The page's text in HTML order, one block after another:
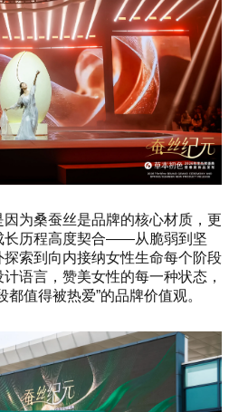
为桑蚕丝是品牌的核心材质，更
长历程高度契合——从脆弱到坚
索到向内接纳女性生命每个阶段
语言，赞美女性的每一种状态，
值得被热爱”的品牌价值观。